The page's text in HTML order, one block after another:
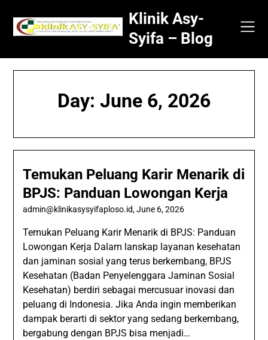
content
Klinik Asy-
Syifa – Blog
Day: June 6, 2026
Temukan Peluang Karir Menarik di
BPJS: Panduan Lowongan Kerja
admin@klinikasysyifaploso.id,June 6, 2026
Temukan Peluang Karir Menarik di BPJS: Panduan
Lowongan Kerja Dalam lanskap layanan kesehatan
dan jaminan sosial yang terus berkembang, BPJS
Kesehatan (Badan Penyelenggara Jaminan Sosial
Kesehatan) berdiri sebagai mercusuar inovasi dan
peluang di Indonesia. Jika Anda ingin memberikan
dampak berarti di sektor yang sedang berkembang,
bergabung dengan BPJS bisa menjadi…